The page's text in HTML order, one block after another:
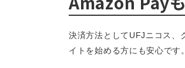
決済方法としてUFJニコス、
イトを始める方にも安心です